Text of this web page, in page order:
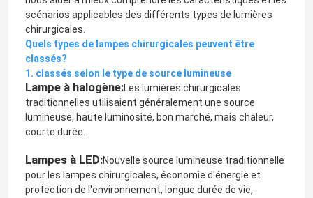
scénarios applicables des différents types de lumières
chirurgicales.
Quels types de lampes chirurgicales peuvent être
classés?
1. classés selon le type de source lumineuse
Lampe à halogène:Les lumières chirurgicales
traditionnelles utilisaient généralement une source
lumineuse, haute luminosité, bon marché, mais chaleur,
courte durée.
Lampes à LED:Nouvelle source lumineuse traditionnelle
pour les lampes chirurgicales, économie d'énergie et
protection de l'environnement, longue durée de vie,